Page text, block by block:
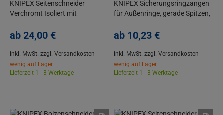
KNIPEX Seitenschneider
Verchromt Isoliert mit
geprüft
ab 24,00 €
inkl. MwSt. zzgl. Versandkosten
wenig auf Lager |
Lieferzeit 1 - 3 Werktage
KNIPEX Sicherungsringzangen
für Außenringe, gerade Spitzen,
ab 10,23 €
inkl. MwSt. zzgl. Versandkosten
wenig auf Lager |
Lieferzeit 1 - 3 Werktage